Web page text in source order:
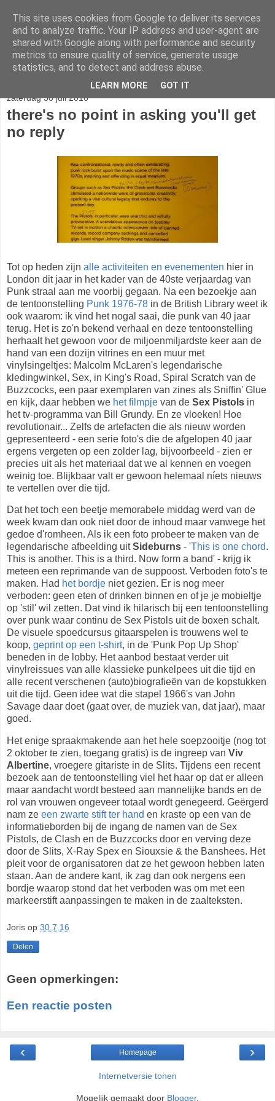
stereo
zaterdag 30 juli 2016
there's no point in asking you'll get
no reply
Tot op heden zijn alle activiteiten en evenementen hier in
London dit jaar in het kader van de 40ste verjaardag van
Punk straal aan me voorbij gegaan. Na een bezoekje aan
de tentoonstelling Punk 1976-78 in de British Library weet ik
ook waarom: ik vind het nogal saai, die punk van 40 jaar
terug. Het is zo'n bekend verhaal en deze tentoonstelling
herhaalt het gewoon voor de miljoenmiljardste keer aan de
hand van een dozijn vitrines en een muur met
vinylsingeltjes: Malcolm McLaren's legendarische
kledingwinkel, Sex, in King's Road, Spiral Scratch van de
Buzzcocks, een paar exemplaren van zines als Sniffin' Glue
en kijk, daar hebben we het filmpje van de Sex Pistols in
het tv-programma van Bill Grundy. En ze vloeken! Hoe
revolutionair... Zelfs de artefacten die als nieuw worden
gepresenteerd - een serie foto's die de afgelopen 40 jaar
ergens vergeten op een zolder lag, bijvoorbeeld - zien er
precies uit als het materiaal dat we al kennen en voegen
weinig toe. Blijkbaar valt er gewoon helemaal níets nieuws
te vertellen over die tijd.
Dat het toch een beetje memorabele middag werd van de
week kwam dan ook niet door de inhoud maar vanwege het
gedoe d'romheen. Als ik een foto probeer te maken van de
legendarische afbeelding uitSideburns - 'This is one chord.
This is another. This is a third. Now form a band' - krijg ik
meteen een reprimande van de suppoost. Verboden foto's te
maken. Had het bordje niet gezien. Er is nog meer
verboden: geen eten of drinken binnen en of je je mobieltje
op 'stil' wil zetten. Dat vind ik hilarisch bij een tentoonstelling
over punk waar continu de Sex Pistols uit de boxen schalt.
De visuele spoedcursus gitaarspelen is trouwens wel te
koop, geprint op een t-shirt, in de 'Punk Pop Up Shop'
beneden in de lobby. Het aanbod bestaat verder uit
vinylreissues van alle klassieke punkelpees uit die tijd en
alle recent verschenen (auto)biografieën van de kopstukken
uit die tijd. Geen idee wat die stapel 1966's van John
Savage daar doet (gaat over, de muziek van, dat jaar), maar
goed.
Het enige spraakmakende aan het hele soepzooitje (nog tot
2 oktober te zien, toegang gratis) is de ingreep van Viv
Albertine, vroegere gitariste in de Slits. Tijdens een recent
bezoek aan de tentoonstelling viel het haar op dat er alleen
maar aandacht wordt besteed aan mannelijke bands en de
rol van vrouwen ongeveer totaal wordt genegeerd. Geërgerd
nam ze een zwarte stift ter hand en kraste op een van de
informatieborden bij de ingang de namen van de Sex
Pistols, de Clash en de Buzzcocks door en verving deze
door de Slits, X-Ray Spex en Siouxsie & the Banshees. Het
pleit voor de organisatoren dat ze het gewoon hebben laten
staan. Aan de andere kant, ik zag dan ook nergens een
bordje waarop stond dat het verboden was om met een
markeerstift aanpassingen te maken in de zaalteksten.
Joris op 30.7.16
Delen
Geen opmerkingen:
Een reactie posten
‹ ›
Homepage
Internetversie tonen
Mogelijk gemaakt door Blogger.
This site uses cookies from Google to deliver its services
and to analyze traffic. Your IP address and user-agent are
shared with Google along with performance and security
metrics to ensure quality of service, generate usage
statistics, and to detect and address abuse.
LEARN MORE GOT IT